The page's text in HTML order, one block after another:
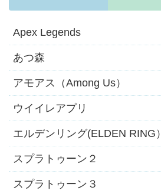
Apex Legends
あつ森
アモアス（Among Us）
ウイイレアプリ
エルデンリング(ELDEN RING）
スプラトゥーン２
スプラトゥーン３